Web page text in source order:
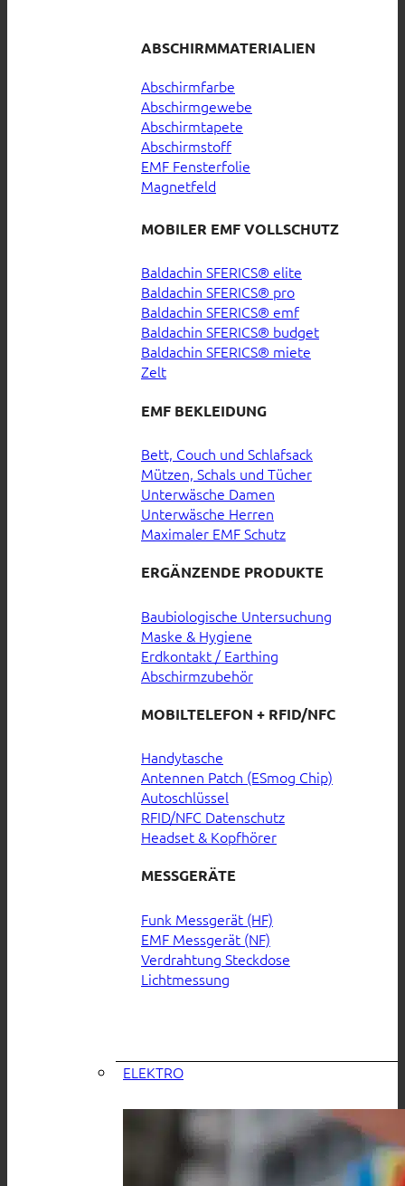
ABSCHIRMMATERIALIEN
Abschirmfarbe
Abschirmgewebe
Abschirmtapete
Abschirmstoff
EMF Fensterfolie
Magnetfeld
MOBILER EMF VOLLSCHUTZ
Baldachin SFERICS® elite
Baldachin SFERICS® pro
Baldachin SFERICS® emf
Baldachin SFERICS® budget
Baldachin SFERICS® miete
Zelt
EMF BEKLEIDUNG
Bett, Couch und Schlafsack
Mützen, Schals und Tücher
Unterwäsche Damen
Unterwäsche Herren
Maximaler EMF Schutz
ERGÄNZENDE PRODUKTE
Baubiologische Untersuchung
Maske & Hygiene
Erdkontakt / Earthing
Abschirmzubehör
MOBILTELEFON + RFID/NFC
Handytasche
Antennen Patch (ESmog Chip)
Autoschlüssel
RFID/NFC Datenschutz
Headset & Kopfhörer
MESSGERÄTE
Funk Messgerät (HF)
EMF Messgerät (NF)
Verdrahtung Steckdose
Lichtmessung
ELEKTRO